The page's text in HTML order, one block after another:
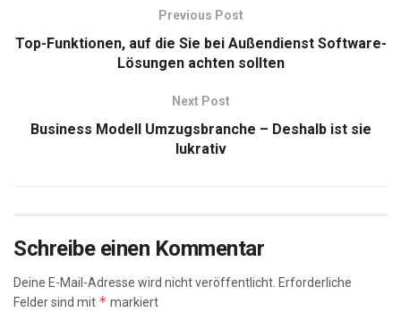
Previous Post
Top-Funktionen, auf die Sie bei Außendienst Software-
Lösungen achten sollten
Next Post
Business Modell Umzugsbranche – Deshalb ist sie
lukrativ
Schreibe einen Kommentar
Deine E-Mail-Adresse wird nicht veröffentlicht. Erforderliche
Felder sind mit * markiert